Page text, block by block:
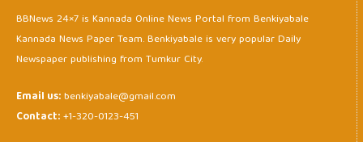
BBNews 24×7 is Kannada Online News Portal from Benkiyabale
Kannada News Paper Team. Benkiyabale is very popular Daily
Newspaper publishing from Tumkur City.
Email us:benkiyabale@gmail.com
Contact:+1-320-0123-451